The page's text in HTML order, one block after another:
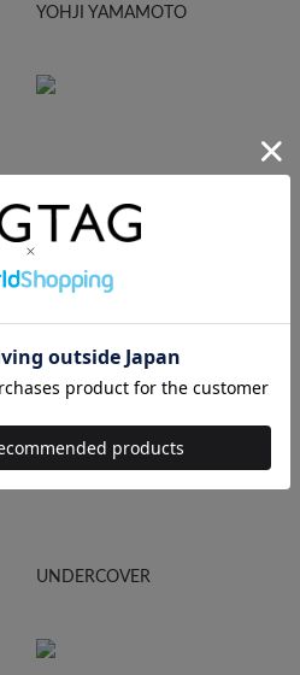
YOHJI YAMAMOTO
HOMME PLISEE
Maison MIHARA YASUHIRO
UNDERCOVER